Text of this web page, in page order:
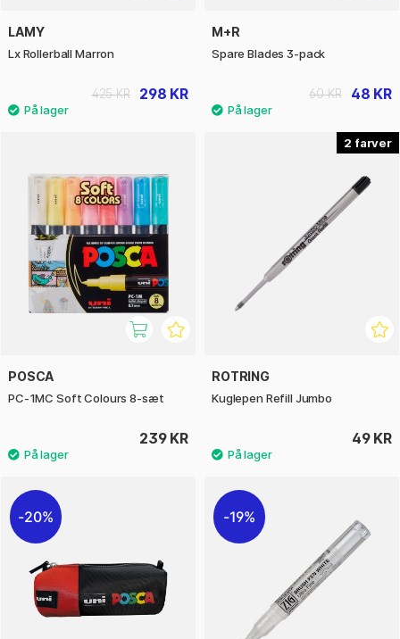
LAMY
Lx Rollerball Marron
298 KR
425 KR
M+R
Spare Blades 3-pack
48 KR
60 KR
POSCA
PC-1MC Soft Colours 8-sæt
239 KR
2
ROTRING
Kuglepen Refill Jumbo
49 KR
20% 19%